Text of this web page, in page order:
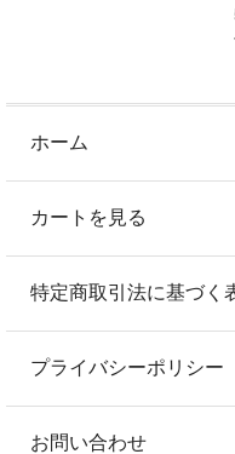
ホーム
カートを見る
特定商取引法に基づく
プライバシーポリシー
お問い合わせ